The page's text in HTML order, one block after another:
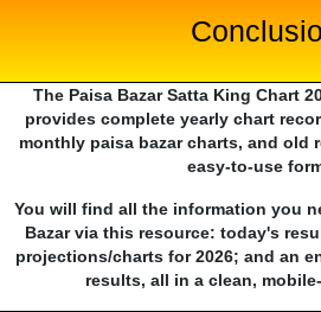
The Paisa Bazar Satta King Chart
provides complete yearly chart
monthly paisa bazar charts, and old
easy-to-use
You will find all the information you
Bazar via this resource: today's
projections/charts for 2026; and an
results, all in a clean,